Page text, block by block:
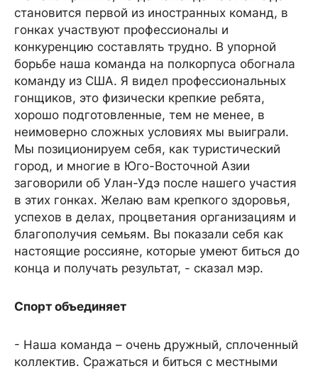
становится первой из иностранных команд, в
гонках участвуют профессионалы и
конкуренцию составлять трудно. В упорной
борьбе наша команда на полкорпуса обогнала
команду из США. Я видел профессиональных
гонщиков, это физически крепкие ребята,
хорошо подготовленные, тем не менее, в
неимоверно сложных условиях мы выиграли.
Мы позиционируем себя, как туристический
город, и многие в Юго-Восточной Азии
заговорили об Улан-Удэ после нашего участия
в этих гонках. Желаю вам крепкого здоровья,
успехов в делах, процветания организациям и
благополучия семьям. Вы показали себя как
настоящие россияне, которые умеют биться до
конца и получать результат, - сказал мэр.
Спорт объединяет
- Наша команда – очень дружный, сплоченный
коллектив. Сражаться и биться с местными